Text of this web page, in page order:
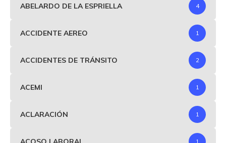
ABELARDO DE LA ESPRIELLA 4
ACCIDENTE AEREO 1
ACCIDENTES DE TRÁNSITO 2
ACEMI 1
ACLARACIÓN 1
1